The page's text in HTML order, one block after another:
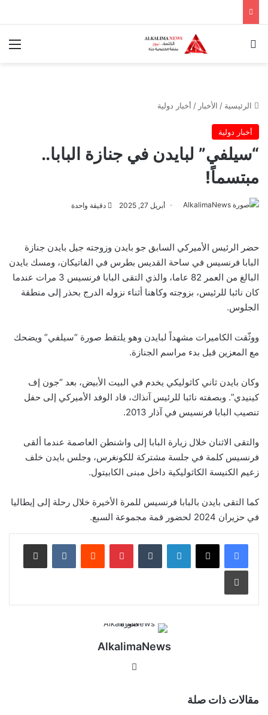
الرئيسية / الأخبار / أخبار دولية
أخبار دولية
“سيلفي” لبايدن في جنازة البابا..
مبتسماً!
أبريل 27, 2025 دقيقة واحدة
حضر الرئيس الأميركي السابق جو بايدن وزوجته جيل بايدن جنازة
البابا فرنسيس في ساحة القديس بطرس في الفاتيكان، ومسك بايدن
البالغ من العمر 82 عاما، والذي التقى البابا فرنسيس 3 مرات عندما
كان نائبا للرئيس، بزوجته وكاهنا أثناء نزوله الدرج بحذر إلى منطقة
الجلوس.
ووثّقت الكاميرات مشهداً لبايدن وهو يلتقط صورة “سيلفي” ويضحك
مع المعزين قبل بدء مراسم الجنازة.
وكان بايدن ثاني كاثوليكي يخدم في البيت الأبيض، بعد “جون إف
كينيدي”. وبصفته نائبا للرئيس آنذاك، قاد الوفد الأميركي إلى حفل
تنصيب البابا فرنسيس في آذار 2013.
والتقى الاثنان خلال زيارة البابا إلى واشنطن العاصمة عندما ألقى
فرنسيس كلمة في جلسة مشتركة للكونغرس، وجلس بايدن خلف
زعيم الكنيسة الكاثوليكية داخل مبنى الكابيتول.
كما التقى بايدن بالبابا فرنسيس للمرة الأخيرة خلال رحلة إلى إيطاليا
في حزيران 2024 لحضور قمة مجموعة السبع.
لينكدإن بينتيريست
AlkalimaNews
مقالات ذات صلة